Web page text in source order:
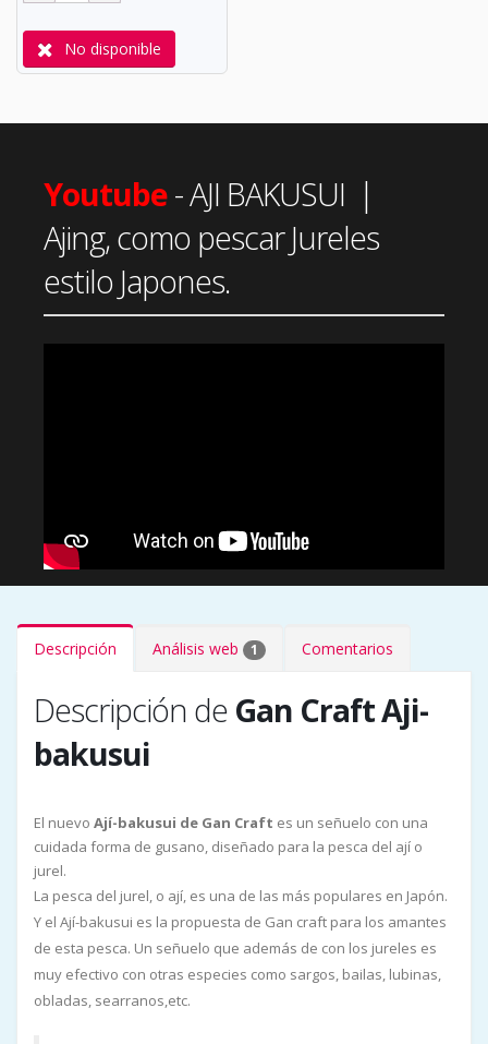
No disponible
Youtube- AJI BAKUSUI |
Ajing, como pescar Jureles
estilo Japones.
Descripción Análisis web 1 Comentarios
Descripción de Gan Craft Aji-
bakusui
El nuevo Ají-bakusui de Gan Craft es un señuelo con una
cuidada forma de gusano, diseñado para la pesca del ají o
jurel.
La pesca del jurel, o ají, es una de las más populares en Japón.
Y el Ají-bakusui es la propuesta de Gan craft para los amantes
de esta pesca. Un señuelo que además de con los jureles es
muy efectivo con otras especies como sargos, bailas, lubinas,
obladas, searranos,etc.